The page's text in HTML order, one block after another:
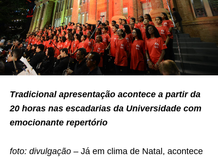
Tradicional apresentação acontece a partir da
20 horas nas escadarias da Universidade com
emocionante repertório
foto: divulgação – Já em clima de Natal, acontece